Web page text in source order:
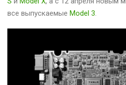
все выпускаемые Model 3.